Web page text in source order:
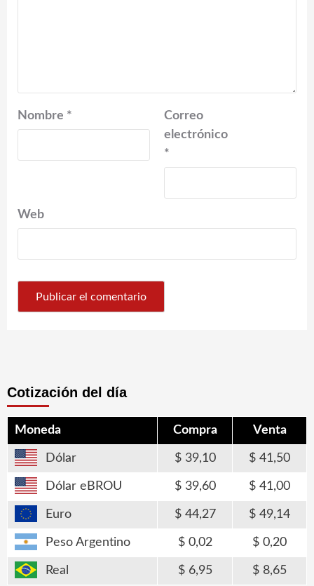
Nombre *
Correo
electrónico
*
Web
Cotización del día
Moneda Compra Venta
Dólar 39,10 41,50
Dólar eBROU 39,60 41,00
Euro 44,27 49,14
Peso Argentino 0,02 0,20
Real 6,95 8,65